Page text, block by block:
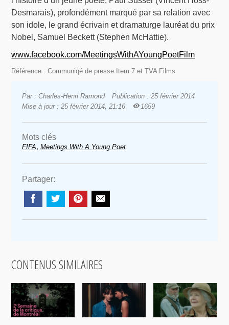
Desmarais), profondément marqué par sa relation avec
son idole, le grand écrivain et dramaturge lauréat du prix
Nobel, Samuel Beckett (Stephen McHattie).
www.facebook.com/MeetingsWithAYoungPoetFilm
Référence : Communiqé de presse Item 7 et TVA Films
Par : Charles-Henri Ramond
Publication : 25 février 2014
Mise à jour : 25 février 2014, 21:16
1659
Mots clés
FIFA, Meetings With A Young Poet
Partager:
CONTENUS SIMILAIRES